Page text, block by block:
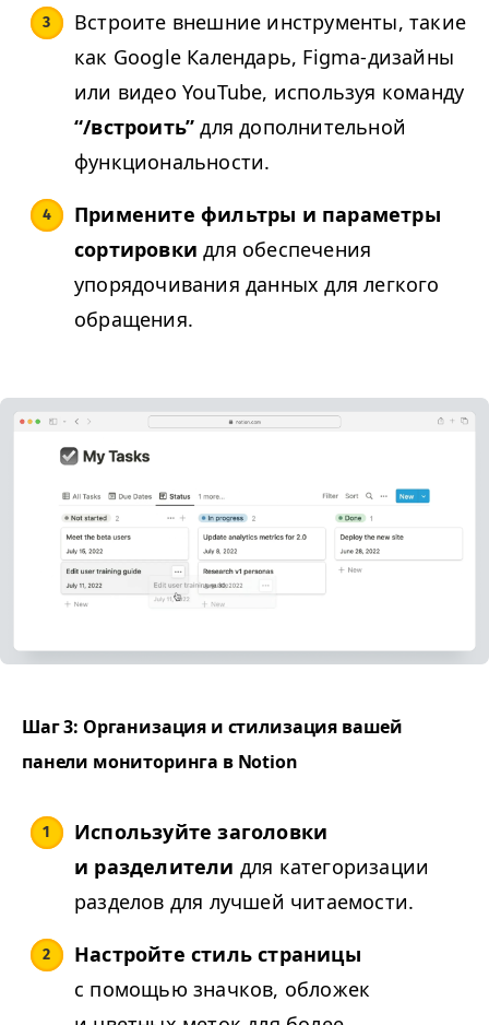
Встроите внешние инструменты, такие
как Google Календарь, Fig­ma-дизайны
или видео YouTube, используя команду
“/​встроить” для дополнительной
функциональности.
Примените фильтры и параметры
сортировки для обеспечения
упорядочивания данных для легкого
обращения.
Шаг 3: Организация и стилизация вашей
панели мониторинга в Notion
Используйте заголовки
и разделители для категоризации
разделов для лучшей читаемости.
Настройте стиль страницы
с помощью значков, обложек